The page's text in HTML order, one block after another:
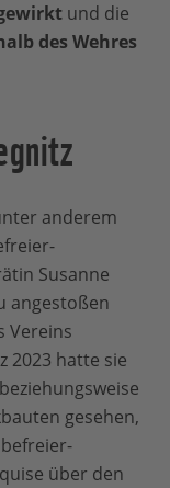
und die
des Wehres
anderem
Susanne
angestoßen
Vereins
2023 hatte sie
gesehen,
über den